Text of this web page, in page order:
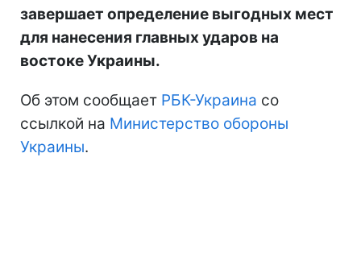
завершает определение выгодных мест
для нанесения главных ударов на
востоке Украины.
Об этом сообщает РБК-Украина со
ссылкой на Министерство обороны
Украины.